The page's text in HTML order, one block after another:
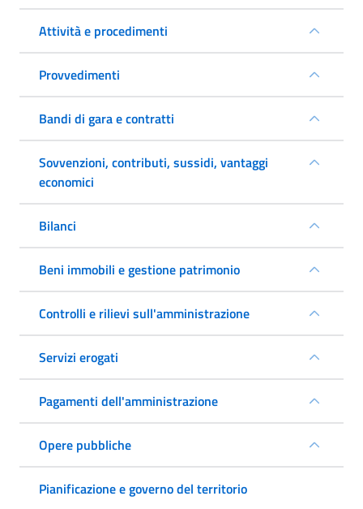
Attività e procedimenti
Provvedimenti
Bandi di gara e contratti
Sovvenzioni, contributi, sussidi, vantaggi
economici
Bilanci
Beni immobili e gestione patrimonio
Controlli e rilievi sull'amministrazione
Servizi erogati
Pagamenti dell'amministrazione
Opere pubbliche
Pianificazione e governo del territorio